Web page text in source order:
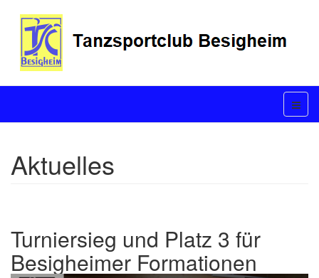
Aktuelles
Turniersieg und Platz 3 für
Besigheimer Formationen